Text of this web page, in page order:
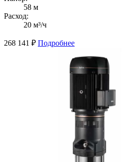
58 м
Расход:
20 м³/ч
268 141 ₽ Подробнее